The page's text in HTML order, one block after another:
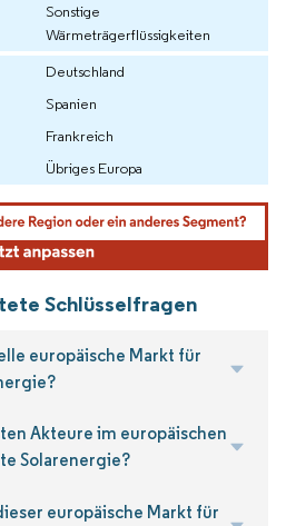
Sonstige
Wärmeträgerflüssigkeiten
Deutschland
Spanien
Frankreich
Übriges Europa
Schlüsselfragen
europäische Markt für
Akteure im europäischen
Solarenergie?
europäische Markt für